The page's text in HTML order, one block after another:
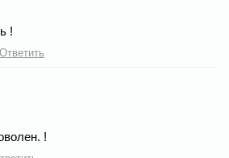
!
Ответить
!